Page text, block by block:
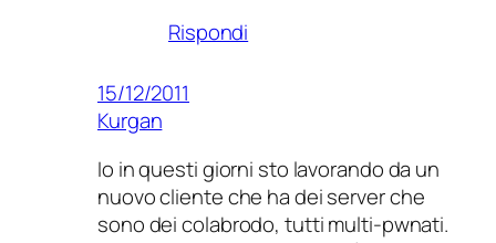
Rispondi
15/12/2011
Kurgan
Io in questi giorni sto lavorando da un
nuovo cliente che ha dei server che
sono dei colabrodo, tutti multi-pwnati.